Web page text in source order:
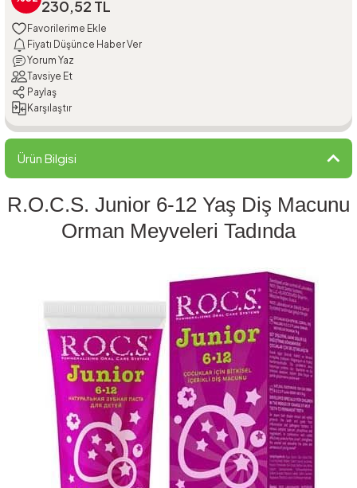
230,52 TL
Fiyatı Düşünce Haber Ver
Yorum Yaz
Tavsiye Et
Paylaş
Karşılaştır
Ürün Bilgisi
R.O.C.S. Junior 6-12 Yaş Diş Macunu
Orman Meyveleri Tadında